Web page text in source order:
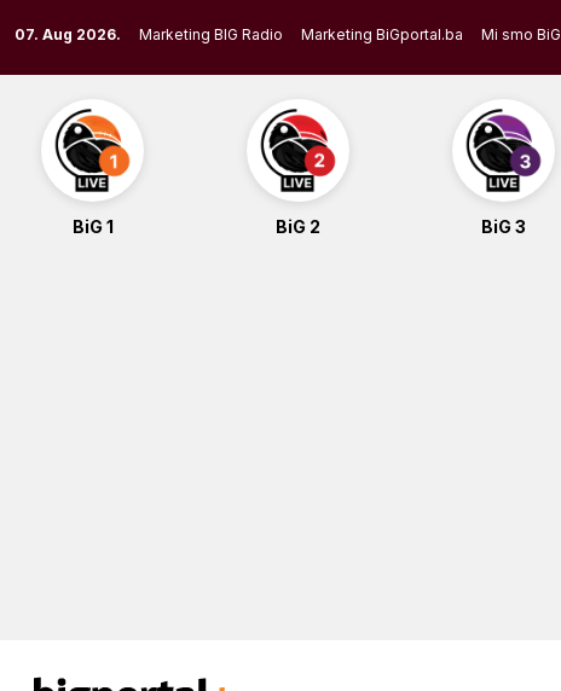
to
content
07. Aug 2026. Marketing BIG Radio Marketing BiGportal.ba Mi smo BiG
BiG 1 BiG 2 BiG 3